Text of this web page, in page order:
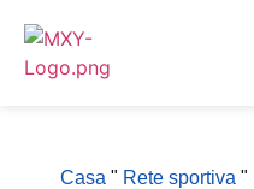
Casa " Rete sportiva "